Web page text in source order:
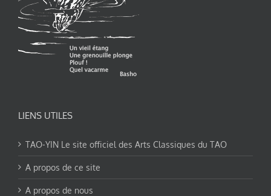
LIENS UTILES
TAO-YIN Le site officiel des Arts Classiques du TAO
A propos de ce site
A propos de nous